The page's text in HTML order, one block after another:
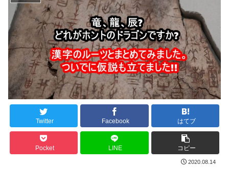
Twitter Facebook はてブ
Pocket LINE コピー
2020.08.14